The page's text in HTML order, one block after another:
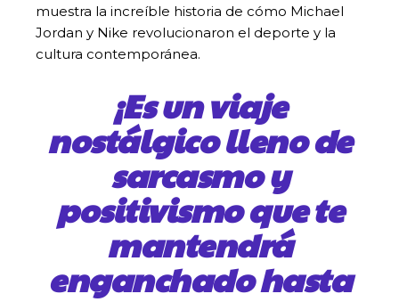
muestra la increíble historia de cómo Michael
Jordan y Nike revolucionaron el deporte y la
cultura contemporánea.
¡Es un viaje
nostálgico lleno de
sarcasmo y
positivismo que te
mantendrá
enganchado hasta